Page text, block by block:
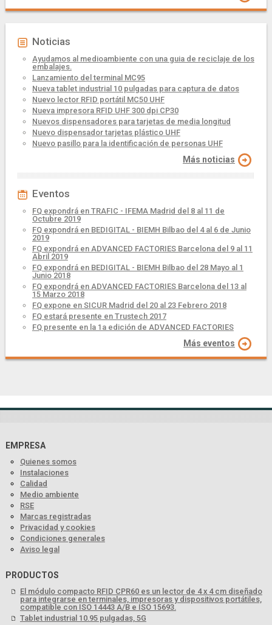
Noticias
Ayudamos al medioambiente con una guia de reciclaje de los
embalajes.
Lanzamiento del terminal MC95
Nueva tablet industrial 10 pulgadas para captura de datos
Nuevo lector RFID portátil MC50 UHF
Nueva impresora RFID UHF 300 dpi CP30
Nuevos dispensadores para tarjetas de media longitud
Nuevo dispensador tarjetas plástico UHF
Nuevo pasillo para la identificación de personas UHF
Más noticias
Eventos
FQ expondrá en TRAFIC - IFEMA Madrid del 8 al 11 de
Octubre 2019
FQ expondrá en BEDIGITAL - BIEMH Bilbao del 4 al 6 de Junio
2019
FQ expondrá en ADVANCED FACTORIES Barcelona del 9 al 11
Abril 2019
FQ expondrá en BEDIGITAL - BIEMH Bilbao del 28 Mayo al 1
Junio 2018
FQ expondrá en ADVANCED FACTORIES Barcelona del 13 al
15 Marzo 2018
FQ expone en SICUR Madrid del 20 al 23 Febrero 2018
FQ estará presente en Trustech 2017
FQ presente en la 1a edición de ADVANCED FACTORIES
Más eventos
EMPRESA
Quienes somos
Instalaciones
Calidad
Medio ambiente
RSE
Marcas registradas
Privacidad y cookies
Condiciones generales
Aviso legal
PRODUCTOS
El módulo compacto RFID CPR60 es un lector de 4 x 4 cm diseñado
para integrarse en terminales, impresoras y dispositivos portátiles,
compatible con ISO 14443 A/B e ISO 15693.
Tablet industrial 10.95 pulgadas, 5G